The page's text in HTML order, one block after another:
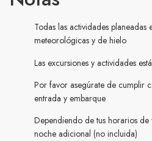
Todas las actividades planeadas
meteorológicas y de hielo
Las excursiones y actividades
Por favor asegúrate de cumplir
entrada y embarque
Dependiendo de tus horarios de
noche adicional (no incluida)